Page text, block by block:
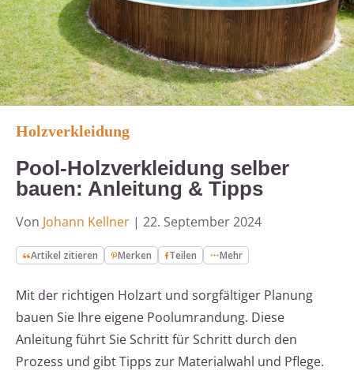
Holzverkleidung
Pool-Holzverkleidung selber
bauen: Anleitung & Tipps
Von Johann Kellner | 22. September 2024
Artikel zitieren Merken Teilen Mehr
Mit der richtigen Holzart und sorgfältiger Planung
bauen Sie Ihre eigene Poolumrandung. Diese
Anleitung führt Sie Schritt für Schritt durch den
Prozess und gibt Tipps zur Materialwahl und Pflege.